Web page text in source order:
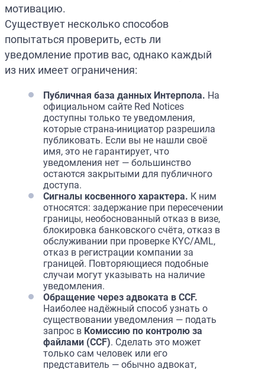
мотивацию.
Существует несколько способов
попытаться проверить, есть ли
уведомление против вас, однако каждый
из них имеет ограничения:
Публичная база данных Интерпола. На
официальном сайте Red Notices
доступны только те уведомления,
которые страна-инициатор разрешила
публиковать. Если вы не нашли своё
имя, это не гарантирует, что
уведомления нет — большинство
остаются закрытыми для публичного
доступа.
Сигналы косвенного характера. К ним
относятся: задержание при пересечении
границы, необоснованный отказ в визе,
блокировка банковского счёта, отказ в
обслуживании при проверке KYC/AML,
отказ в регистрации компании за
границей. Повторяющиеся подобные
случаи могут указывать на наличие
уведомления.
Обращение через адвоката в CCF.
Наиболее надёжный способ узнать о
существовании уведомления — подать
запрос в Комиссию по контролю за
файлами (CCF). Сделать это может
только сам человек или его
представитель — обычно адвокат,